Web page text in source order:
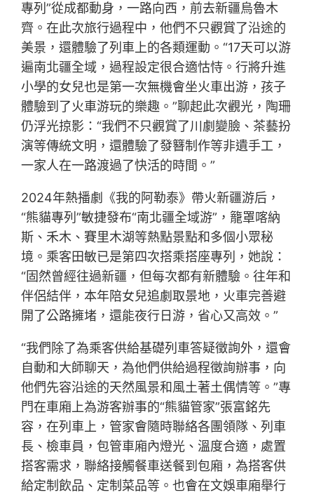
專列”從成都動身，一路向西，前去新疆烏魯木
齊。在此次旅行過程中，他們不只觀賞了沿途的
美景，還體驗了列車上的各類運動。“17天可以游
遍南北疆全域，過程設定很合適怙恃。行將升進
小學的女兒也是第一次無機會坐火車出游，孩子
體驗到了火車游玩的樂趣。”聊起此次觀光，陶珊
仍浮光掠影：“我們不只觀賞了川劇變臉、茶藝扮
演等傳統文明，還體驗了發簪制作等非遺手工，
一家人在一路渡過了快活的時間。”
2024年熱播劇《我的阿勒泰》帶火新疆游后，
“熊貓專列”敏捷發布“南北疆全域游”，籠罩喀納
斯、禾木、賽里木湖等熱點景點和多個小眾秘
境。乘客田敏已是第四次搭乘搭座專列，她說：
“固然曾經往過新疆，但每次都有新體驗。往年和
伴侶結伴，本年陪女兒追劇取景地，火車完善避
開了公路擁堵，還能夜行日游，省心又高效。”
“我們除了為乘客供給基礎列車答疑徵詢外，還會
自動和大師聊天，為他們供給過程徵詢辦事，向
他們先容沿途的天然風景和風土著土偶情等。”專
門在車廂上為游客辦事的“熊貓管家”張富銘先
容，在列車上，管家會隨時聯絡各團領隊、列車
長、檢車員，包管車廂內燈光、溫度合適，處置
搭客需求，聯絡接觸餐車送餐到包廂，為搭客供
給定制飲品、定制菜品等。也會在文娛車廂舉行